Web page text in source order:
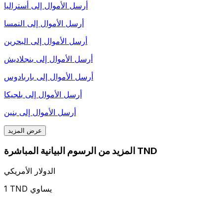
أرسل الأموال إلى أستراليا
أرسل الأموال إلى النمسا
أرسل الأموال إلى البحرين
أرسل الأموال إلى بنجلاديش
أرسل الأموال إلى باربادوس
أرسل الأموال إلى بلجيكا
أرسل الأموال إلى بنين
عرض المزيد
المزيد من الرسوم البيانية المباشرة TND
الدولار الأمريكي
1 TND يساوي